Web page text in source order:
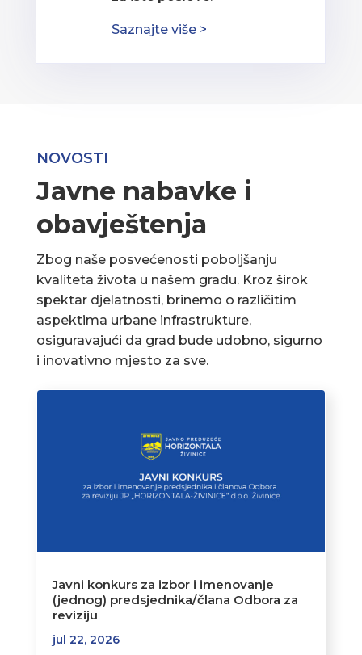
Saznajte više >
NOVOSTI
Javne nabavke i
obavještenja
Zbog naše posvećenosti poboljšanju
kvaliteta života u našem gradu. Kroz širok
spektar djelatnosti, brinemo o različitim
aspektima urbane infrastrukture,
osiguravajući da grad bude udobno, sigurno
i inovativno mjesto za sve.
Javni konkurs za izbor i imenovanje
(jednog) predsjednika/člana Odbora za
reviziju
jul 22, 2026